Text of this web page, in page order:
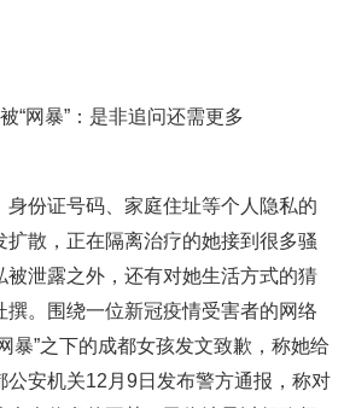
身份证号码、家庭住址等个人隐私的
扩散，正在隔离治疗的她接到很多骚
被泄露之外，还有对她生活方式的猜
撰。围绕一位新冠疫情受害者的网络
暴”之下的成都女孩发文致歉，称她给
公安机关12月9日发布警方通报，称对